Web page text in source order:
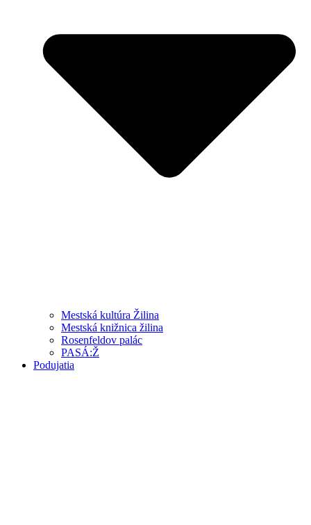
Mestská kultúra Žilina
Mestská knižnica žilina
Rosenfeldov palác
PASÁ:Ž
Podujatia